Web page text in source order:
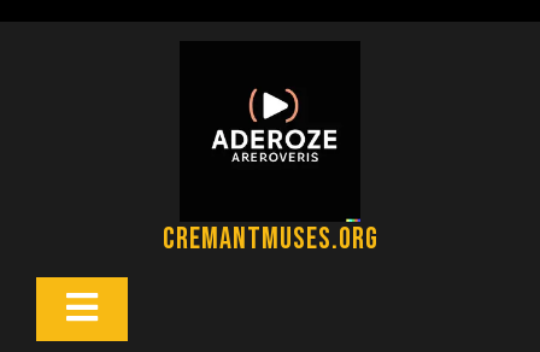
cremantmuses.org
Botón